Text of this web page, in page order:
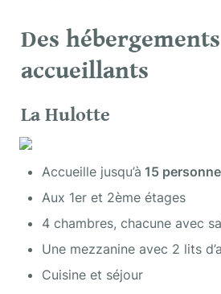
Des hébergements
accueillants
La Hulotte
Accueille jusqu’à 15
Aux 1er et 2ème étages
4 chambres, chacune avec
Une mezzanine avec 2 lits
Cuisine et séjour